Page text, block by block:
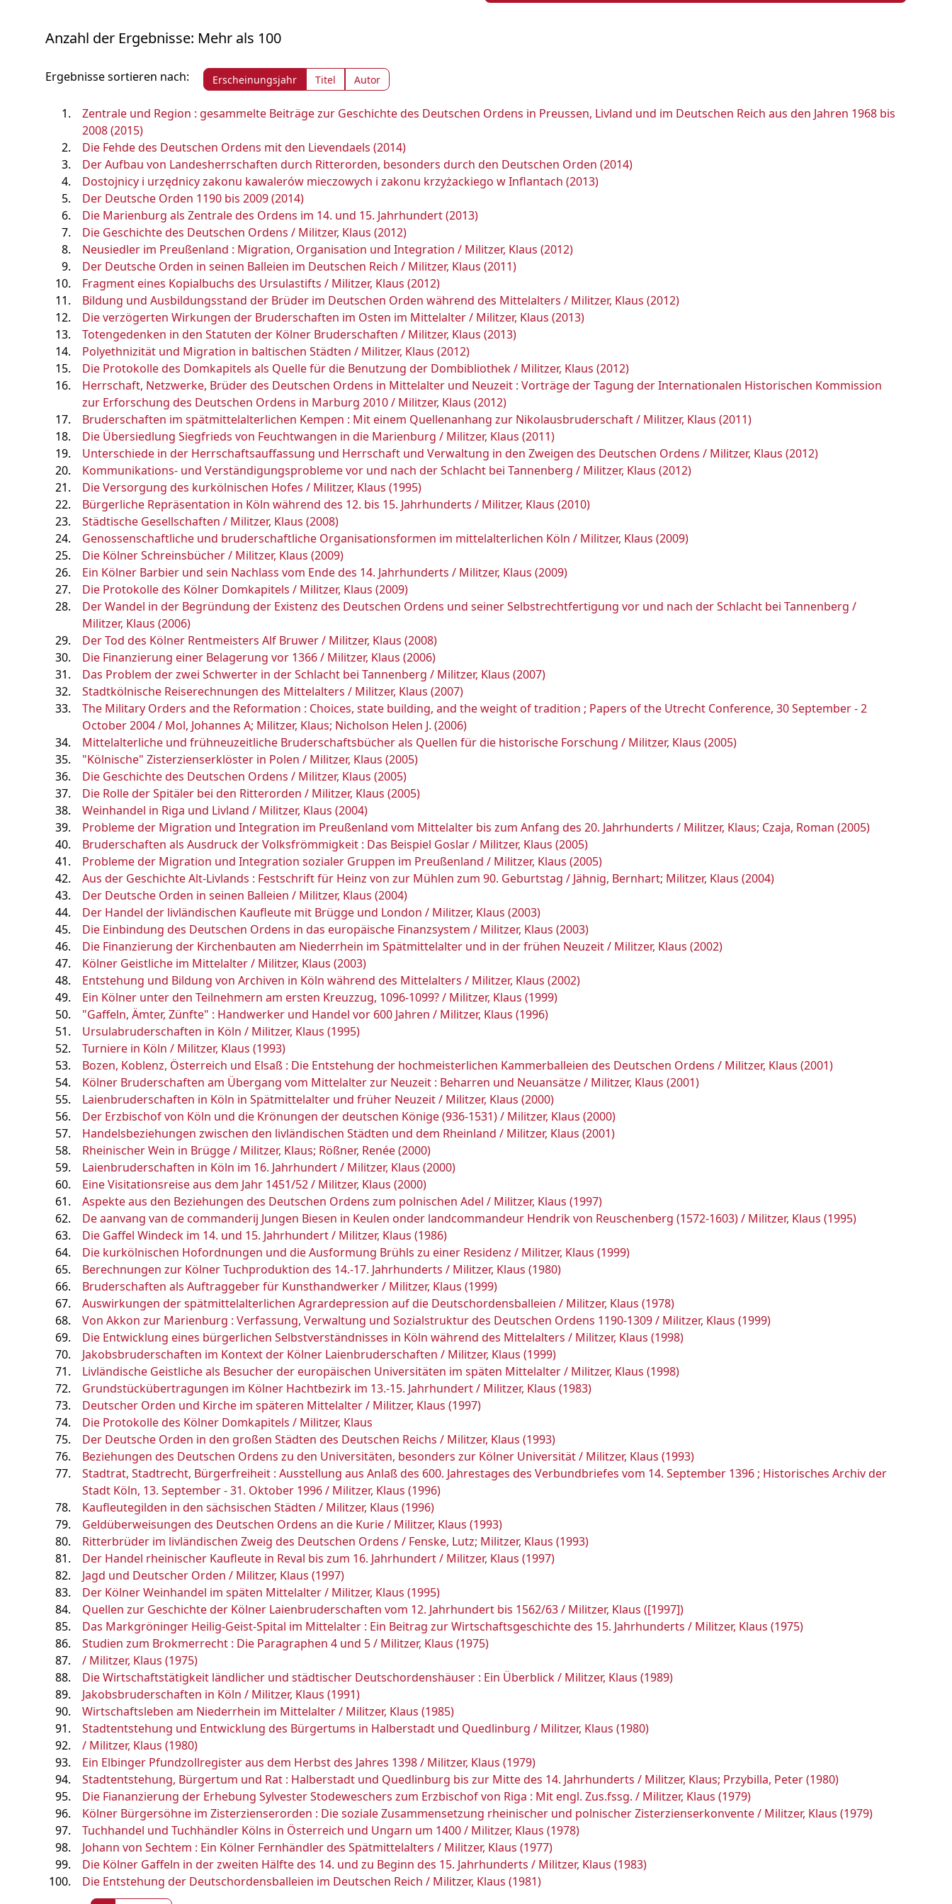
Anzahl der Ergebnisse: Mehr als 100
Ergebnisse sortieren nach: Erscheinungsjahr Titel Autor
Zentrale und Region : gesammelte Beiträge zur Geschichte des Deutschen Ordens in Preussen, Livland und im Deutschen Reich aus den Jahren 1968 bis
2008 (2015)
Die Fehde des Deutschen Ordens mit den Lievendaels (2014)
Der Aufbau von Landesherrschaften durch Ritterorden, besonders durch den Deutschen Orden (2014)
Dostojnicy i urzędnicy zakonu kawalerów mieczowych i zakonu krzyżackiego w Inflantach (2013)
Der Deutsche Orden 1190 bis 2009 (2014)
Die Marienburg als Zentrale des Ordens im 14. und 15. Jahrhundert (2013)
Die Geschichte des Deutschen Ordens / Militzer, Klaus (2012)
Neusiedler im Preußenland : Migration, Organisation und Integration / Militzer, Klaus (2012)
Der Deutsche Orden in seinen Balleien im Deutschen Reich / Militzer, Klaus (2011)
Fragment eines Kopialbuchs des Ursulastifts / Militzer, Klaus (2012)
Bildung und Ausbildungsstand der Brüder im Deutschen Orden während des Mittelalters / Militzer, Klaus (2012)
Die verzögerten Wirkungen der Bruderschaften im Osten im Mittelalter / Militzer, Klaus (2013)
Totengedenken in den Statuten der Kölner Bruderschaften / Militzer, Klaus (2013)
Polyethnizität und Migration in baltischen Städten / Militzer, Klaus (2012)
Die Protokolle des Domkapitels als Quelle für die Benutzung der Dombibliothek / Militzer, Klaus (2012)
Herrschaft, Netzwerke, Brüder des Deutschen Ordens in Mittelalter und Neuzeit : Vorträge der Tagung der Internationalen Historischen Kommission
zur Erforschung des Deutschen Ordens in Marburg 2010 / Militzer, Klaus (2012)
Bruderschaften im spätmittelalterlichen Kempen : Mit einem Quellenanhang zur Nikolausbruderschaft / Militzer, Klaus (2011)
Die Übersiedlung Siegfrieds von Feuchtwangen in die Marienburg / Militzer, Klaus (2011)
Unterschiede in der Herrschaftsauffassung und Herrschaft und Verwaltung in den Zweigen des Deutschen Ordens / Militzer, Klaus (2012)
Kommunikations- und Verständigungsprobleme vor und nach der Schlacht bei Tannenberg / Militzer, Klaus (2012)
Die Versorgung des kurkölnischen Hofes / Militzer, Klaus (1995)
Bürgerliche Repräsentation in Köln während des 12. bis 15. Jahrhunderts / Militzer, Klaus (2010)
Städtische Gesellschaften / Militzer, Klaus (2008)
Genossenschaftliche und bruderschaftliche Organisationsformen im mittelalterlichen Köln / Militzer, Klaus (2009)
Die Kölner Schreinsbücher / Militzer, Klaus (2009)
Ein Kölner Barbier und sein Nachlass vom Ende des 14. Jahrhunderts / Militzer, Klaus (2009)
Die Protokolle des Kölner Domkapitels / Militzer, Klaus (2009)
Der Wandel in der Begründung der Existenz des Deutschen Ordens und seiner Selbstrechtfertigung vor und nach der Schlacht bei Tannenberg /
Militzer, Klaus (2006)
Der Tod des Kölner Rentmeisters Alf Bruwer / Militzer, Klaus (2008)
Die Finanzierung einer Belagerung vor 1366 / Militzer, Klaus (2006)
Das Problem der zwei Schwerter in der Schlacht bei Tannenberg / Militzer, Klaus (2007)
Stadtkölnische Reiserechnungen des Mittelalters / Militzer, Klaus (2007)
The Military Orders and the Reformation : Choices, state building, and the weight of tradition ; Papers of the Utrecht Conference, 30 September - 2
October 2004 / Mol, Johannes A; Militzer, Klaus; Nicholson Helen J. (2006)
Mittelalterliche und frühneuzeitliche Bruderschaftsbücher als Quellen für die historische Forschung / Militzer, Klaus (2005)
"Kölnische" Zisterzienserklöster in Polen / Militzer, Klaus (2005)
Die Geschichte des Deutschen Ordens / Militzer, Klaus (2005)
Die Rolle der Spitäler bei den Ritterorden / Militzer, Klaus (2005)
Weinhandel in Riga und Livland / Militzer, Klaus (2004)
Probleme der Migration und Integration im Preußenland vom Mittelalter bis zum Anfang des 20. Jahrhunderts / Militzer, Klaus; Czaja, Roman (2005)
Bruderschaften als Ausdruck der Volksfrömmigkeit : Das Beispiel Goslar / Militzer, Klaus (2005)
Probleme der Migration und Integration sozialer Gruppen im Preußenland / Militzer, Klaus (2005)
Aus der Geschichte Alt-Livlands : Festschrift für Heinz von zur Mühlen zum 90. Geburtstag / Jähnig, Bernhart; Militzer, Klaus (2004)
Der Deutsche Orden in seinen Balleien / Militzer, Klaus (2004)
Der Handel der livländischen Kaufleute mit Brügge und London / Militzer, Klaus (2003)
Die Einbindung des Deutschen Ordens in das europäische Finanzsystem / Militzer, Klaus (2003)
Die Finanzierung der Kirchenbauten am Niederrhein im Spätmittelalter und in der frühen Neuzeit / Militzer, Klaus (2002)
Kölner Geistliche im Mittelalter / Militzer, Klaus (2003)
Entstehung und Bildung von Archiven in Köln während des Mittelalters / Militzer, Klaus (2002)
Ein Kölner unter den Teilnehmern am ersten Kreuzzug, 1096-1099? / Militzer, Klaus (1999)
"Gaffeln, Ämter, Zünfte" : Handwerker und Handel vor 600 Jahren / Militzer, Klaus (1996)
Ursulabruderschaften in Köln / Militzer, Klaus (1995)
Turniere in Köln / Militzer, Klaus (1993)
Bozen, Koblenz, Österreich und Elsaß : Die Entstehung der hochmeisterlichen Kammerballeien des Deutschen Ordens / Militzer, Klaus (2001)
Kölner Bruderschaften am Übergang vom Mittelalter zur Neuzeit : Beharren und Neuansätze / Militzer, Klaus (2001)
Laienbruderschaften in Köln in Spätmittelalter und früher Neuzeit / Militzer, Klaus (2000)
Der Erzbischof von Köln und die Krönungen der deutschen Könige (936-1531) / Militzer, Klaus (2000)
Handelsbeziehungen zwischen den livländischen Städten und dem Rheinland / Militzer, Klaus (2001)
Rheinischer Wein in Brügge / Militzer, Klaus; Rößner, Renée (2000)
Laienbruderschaften in Köln im 16. Jahrhundert / Militzer, Klaus (2000)
Eine Visitationsreise aus dem Jahr 1451/52 / Militzer, Klaus (2000)
Aspekte aus den Beziehungen des Deutschen Ordens zum polnischen Adel / Militzer, Klaus (1997)
De aanvang van de commanderij Jungen Biesen in Keulen onder landcommandeur Hendrik von Reuschenberg (1572-1603) / Militzer, Klaus (1995)
Die Gaffel Windeck im 14. und 15. Jahrhundert / Militzer, Klaus (1986)
Die kurkölnischen Hofordnungen und die Ausformung Brühls zu einer Residenz / Militzer, Klaus (1999)
Berechnungen zur Kölner Tuchproduktion des 14.-17. Jahrhunderts / Militzer, Klaus (1980)
Bruderschaften als Auftraggeber für Kunsthandwerker / Militzer, Klaus (1999)
Auswirkungen der spätmittelalterlichen Agrardepression auf die Deutschordensballeien / Militzer, Klaus (1978)
Von Akkon zur Marienburg : Verfassung, Verwaltung und Sozialstruktur des Deutschen Ordens 1190-1309 / Militzer, Klaus (1999)
Die Entwicklung eines bürgerlichen Selbstverständnisses in Köln während des Mittelalters / Militzer, Klaus (1998)
Jakobsbruderschaften im Kontext der Kölner Laienbruderschaften / Militzer, Klaus (1999)
Livländische Geistliche als Besucher der europäischen Universitäten im späten Mittelalter / Militzer, Klaus (1998)
Grundstückübertragungen im Kölner Hachtbezirk im 13.-15. Jahrhundert / Militzer, Klaus (1983)
Deutscher Orden und Kirche im späteren Mittelalter / Militzer, Klaus (1997)
Die Protokolle des Kölner Domkapitels / Militzer, Klaus
Der Deutsche Orden in den großen Städten des Deutschen Reichs / Militzer, Klaus (1993)
Beziehungen des Deutschen Ordens zu den Universitäten, besonders zur Kölner Universität / Militzer, Klaus (1993)
Stadtrat, Stadtrecht, Bürgerfreiheit : Ausstellung aus Anlaß des 600. Jahrestages des Verbundbriefes vom 14. September 1396 ; Historisches Archiv der
Stadt Köln, 13. September - 31. Oktober 1996 / Militzer, Klaus (1996)
Kaufleutegilden in den sächsischen Städten / Militzer, Klaus (1996)
Geldüberweisungen des Deutschen Ordens an die Kurie / Militzer, Klaus (1993)
Ritterbrüder im livländischen Zweig des Deutschen Ordens / Fenske, Lutz; Militzer, Klaus (1993)
Der Handel rheinischer Kaufleute in Reval bis zum 16. Jahrhundert / Militzer, Klaus (1997)
Jagd und Deutscher Orden / Militzer, Klaus (1997)
Der Kölner Weinhandel im späten Mittelalter / Militzer, Klaus (1995)
Quellen zur Geschichte der Kölner Laienbruderschaften vom 12. Jahrhundert bis 1562/63 / Militzer, Klaus ([1997])
Das Markgröninger Heilig-Geist-Spital im Mittelalter : Ein Beitrag zur Wirtschaftsgeschichte des 15. Jahrhunderts / Militzer, Klaus (1975)
Studien zum Brokmerrecht : Die Paragraphen 4 und 5 / Militzer, Klaus (1975)
/ Militzer, Klaus (1975)
Die Wirtschaftstätigkeit ländlicher und städtischer Deutschordenshäuser : Ein Überblick / Militzer, Klaus (1989)
Jakobsbruderschaften in Köln / Militzer, Klaus (1991)
Wirtschaftsleben am Niederrhein im Mittelalter / Militzer, Klaus (1985)
Stadtentstehung und Entwicklung des Bürgertums in Halberstadt und Quedlinburg / Militzer, Klaus (1980)
/ Militzer, Klaus (1980)
Ein Elbinger Pfundzollregister aus dem Herbst des Jahres 1398 / Militzer, Klaus (1979)
Stadtentstehung, Bürgertum und Rat : Halberstadt und Quedlinburg bis zur Mitte des 14. Jahrhunderts / Militzer, Klaus; Przybilla, Peter (1980)
Die Fiananzierung der Erhebung Sylvester Stodeweschers zum Erzbischof von Riga : Mit engl. Zus.fssg. / Militzer, Klaus (1979)
Kölner Bürgersöhne im Zisterzienserorden : Die soziale Zusammensetzung rheinischer und polnischer Zisterzienserkonvente / Militzer, Klaus (1979)
Tuchhandel und Tuchhändler Kölns in Österreich und Ungarn um 1400 / Militzer, Klaus (1978)
Johann von Sechtem : Ein Kölner Fernhändler des Spätmittelalters / Militzer, Klaus (1977)
Die Kölner Gaffeln in der zweiten Hälfte des 14. und zu Beginn des 15. Jahrhunderts / Militzer, Klaus (1983)
Die Entstehung der Deutschordensballeien im Deutschen Reich / Militzer, Klaus (1981)